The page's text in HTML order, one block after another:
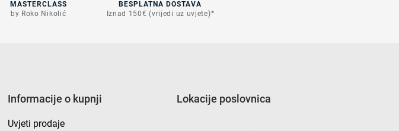
MASTERCLASS
by Roko Nikolić
BESPLATNA DOSTAVA
Iznad 150€ (vrijedi uz uvjete)*
Informacije o kupnji
Uvjeti prodaje
Lokacije poslovnica